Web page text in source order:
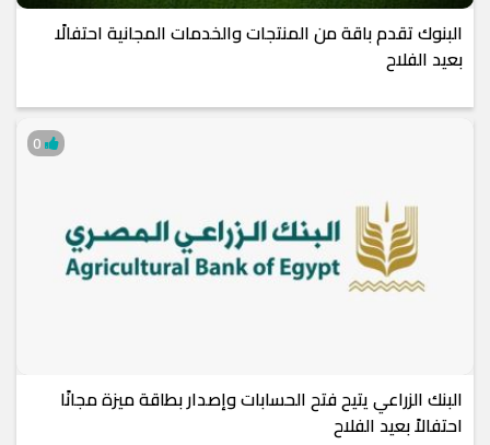
البنوك تقدم باقة من المنتجات والخدمات المجانية احتفالًا
بعيد الفلاح
البنك الزراعي يتيح فتح الحسابات وإصدار بطاقة ميزة مجانًا
احتفالاً بعيد الفلاح